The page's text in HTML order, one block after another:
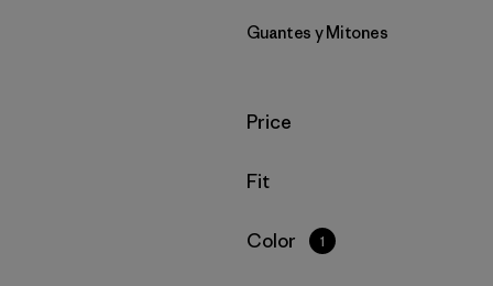
Guantes y Mitones
Filtrar por
Price
Filtrar por
Fit
Filtrar por
Color 1